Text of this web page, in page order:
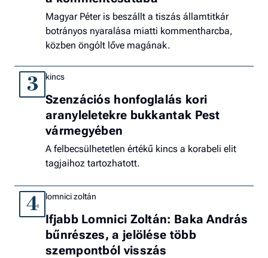
Magyar Péter is beszállt a tiszás államtitkár
botrányos nyaralása miatti kommentharcba,
közben öngólt lőve magának.
3 kincs
Szenzációs honfoglalás kori
aranyleletekre bukkantak Pest
vármegyében
A felbecsülhetetlen értékű kincs a korabeli elit
tagjaihoz tartozhatott.
4 lomnici zoltán
Ifjabb Lomnici Zoltán: Baka András
bűnrészes, a jelölése több
szempontból visszás